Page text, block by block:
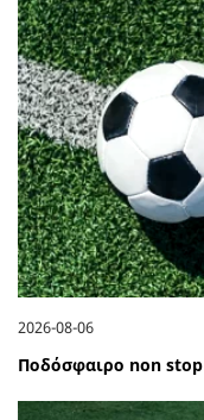
2026-08-06
Ποδόσφαιρο non stop